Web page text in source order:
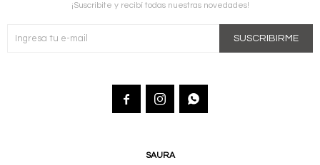
SAURA
¡Suscribite y recibí todas nuestras novedades!
SUSCRIBIRME
  